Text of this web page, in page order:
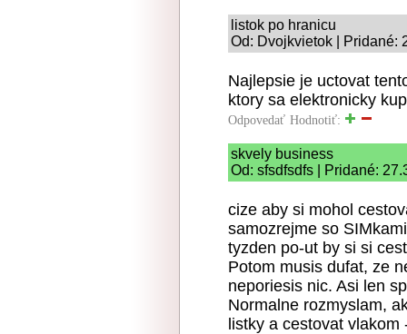
listok po hranicu
Od: Dvojkvietok | Pridané:
Najlepsie je uctovat
ktory sa elektronicky
Odpovedať Hodnotiť:
skvely business
Od: sfsdfsdfs | Pridané:
cize aby si mohol
samozrejme so
tyzden po-ut by si si
Potom musis dufat, ze
neporiesis nic. Asi len
Normalne rozmyslam,
listky a cestovat